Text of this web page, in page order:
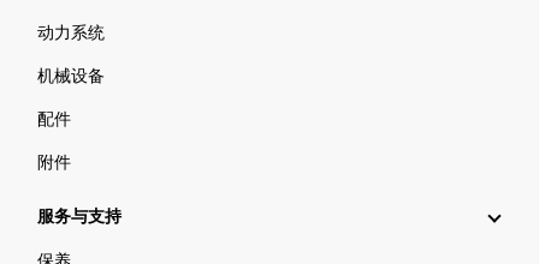
动力系统
机械设备
配件
附件
服务与支持